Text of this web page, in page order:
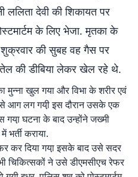
ललिता देवी की शिकायत पर
के लिए भेजा. मृतका के
शुक्रवार की सुबह वह गैस पर
तेल की डीबिया लेकर खेल रहे थे.
मुन्ना खुल गया और विभा के शरीर एवं
आग लग गयी़ इस दौरान उसके एक
घटना के बाद उन्होंने जख्मी
भर्ती कराया.
कर दिया गया़ इसके बाद उसे सदर
चिकित्सकों ने उसे डीएमसीएच रेफर